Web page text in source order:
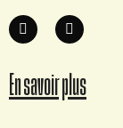
En savoir plus